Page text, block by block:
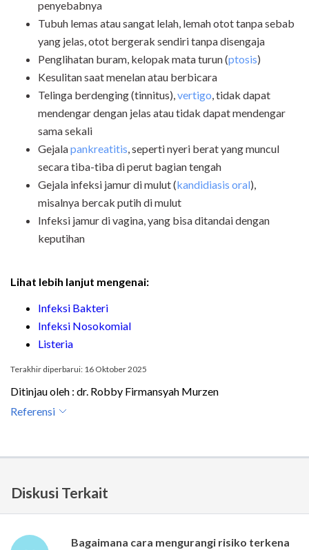
penyebabnya
Tubuh lemas atau sangat lelah, lemah otot tanpa sebab
yang jelas, otot bergerak sendiri tanpa disengaja
Penglihatan buram, kelopak mata turun (ptosis)
Kesulitan saat menelan atau berbicara
Telinga berdenging (tinnitus), vertigo , tidak dapat
mendengar dengan jelas atau tidak dapat mendengar
sama sekali
Gejalapankreatitis , seperti nyeri berat yang muncul
secara tiba-tiba di perut bagian tengah
Gejala infeksi jamur di mulut (kandidiasis oral),
misalnya bercak putih di mulut
Infeksi jamur di vagina, yang bisa ditandai dengan
keputihan
Lihat lebih lanjut mengenai:
Infeksi Bakteri
Infeksi Nosokomial
Listeria
Terakhir diperbarui: 16 Oktober 2025